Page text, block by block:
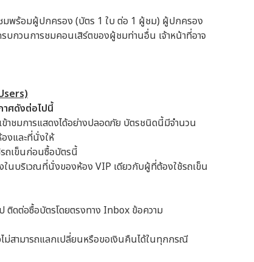
ชมพร้อมผู้ปกครอง (บัตร 1 ใบ ต่อ 1 ผู้ชม) ผู้ปกครอง
รบกวนการชมคอนเสิร์ตของผู้ชมท่านอื่น เจ้าหน้าที่อาจ
าศดังต่อไปนี้
าชมการแสดงได้อย่างปลอดภัย บัตรชนิดนี้มีจำนวน
งและที่นั่งให้
รถเข็นก่อนซื้อบัตรนี้
ในบริเวณที่นั่งของห้อง VIP เดียวกับผู้ที่ต้องใช้รถเข็น
ติดต่อซื้อบัตรโดยตรงทาง Inbox ข้อความ
ม่สามารถแลกเปลี่ยนหรือขอเงินคืนได้ในทุกกรณี